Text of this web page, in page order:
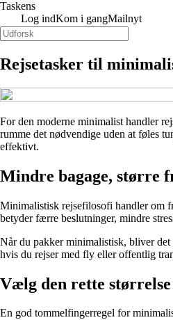
Taskens
Log indKom i gangMailnyt
Rejsetasker til
For den moderne minimalist handler
rumme det nødvendige uden at føles
effektivt.
Mindre bagage, større
Minimalistisk rejsefilosofi handler om
betyder færre beslutninger, mindre
Når du pakker minimalistisk, bliver
hvis du rejser med fly eller offentlig
Vælg den rette
En god tommelfingerregel for